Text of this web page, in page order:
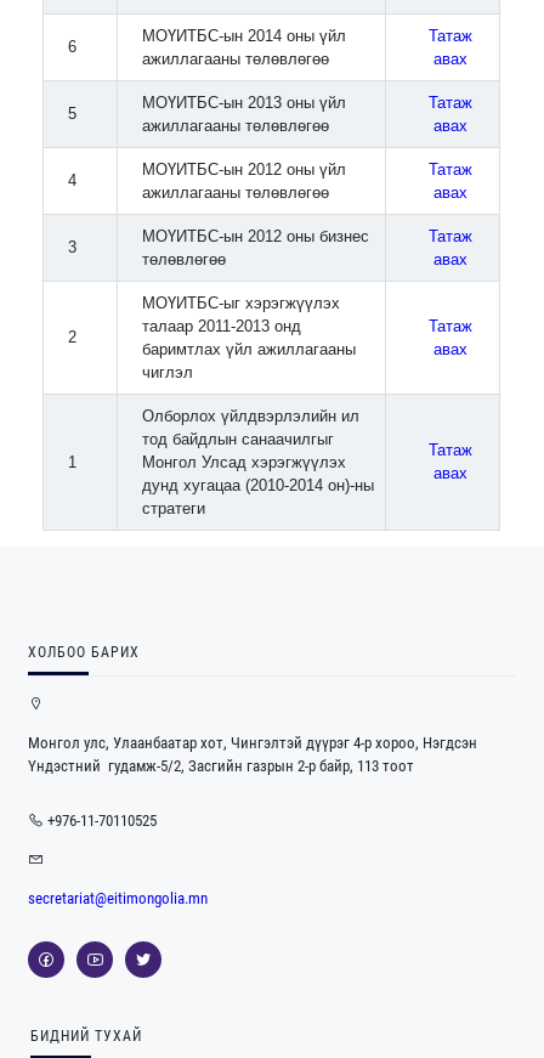
6
МОҮИТБС-ын 2014 оны үйл
ажиллагааны төлөвлөгөө
Татаж
авах
5
МОҮИТБС-ын 2013 оны үйл
ажиллагааны төлөвлөгөө
Татаж
авах
4
МОҮИТБС-ын 2012 оны үйл
ажиллагааны төлөвлөгөө
Татаж
авах
3
МОҮИТБС-ын 2012 оны бизнес
төлөвлөгөө
Татаж
авах
2
МОҮИТБС-ыг хэрэгжүүлэх
талаар 2011-2013 онд
баримтлах үйл ажиллагааны
чиглэл
Татаж
авах
1
Олборлох үйлдвэрлэлийн ил
тод байдлын санаачилгыг
Монгол Улсад хэрэгжүүлэх
дунд хугацаа (2010-2014 он)-ны
стратеги
Татаж
авах
ХОЛБОО БАРИХ
Монгол улс, Улаанбаатар хот, Чингэлтэй дүүрэг 4-р хороо, Нэгдсэн
Үндэстний гудамж-5/2, Засгийн газрын 2-р байр, 113 тоот
+976-11-70110525
secretariat@eitimongolia.mn
БИДНИЙ ТУХАЙ